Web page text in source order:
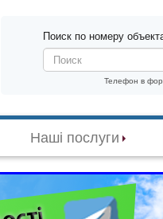
Поиск по номеру
Телефон в
Наші послуги